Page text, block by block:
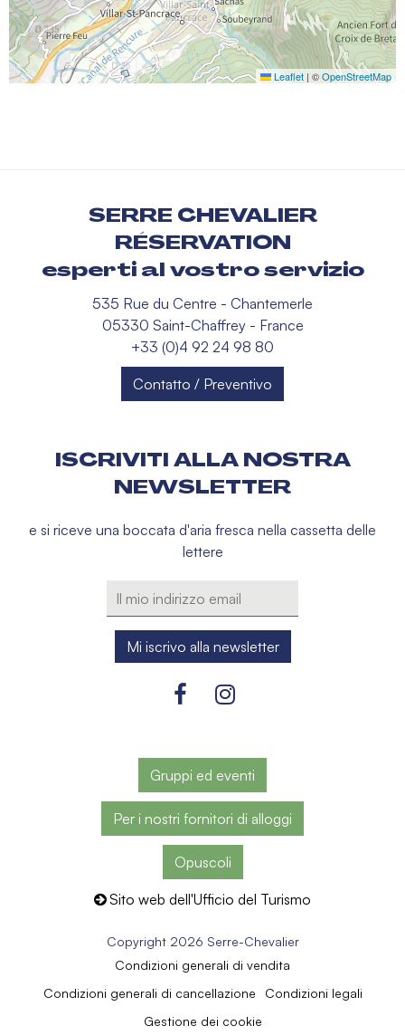
Leaflet | ©OpenStreetMap
SERRE CHEVALIER
RÉSERVATION
esperti al vostro servizio
535 Rue du Centre - Chantemerle
05330 Saint-Chaffrey - France
+33 (0)4 92 24 98 80
Contatto / Preventivo
ISCRIVITI ALLA NOSTRA
NEWSLETTER
e si riceve una boccata d'aria fresca nella cassetta delle
lettere
Gruppi ed eventi
Per i nostri fornitori di alloggi
Opuscoli
Sito web dell'Ufficio del Turismo
Copyright 2026 Serre-Chevalier
Condizioni generali di vendita
Condizioni generali di cancellazione
Condizioni legali
Gestione dei cookie